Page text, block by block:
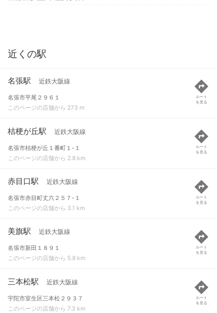
近くの駅
名張駅 近鉄大阪線
名張市平尾２９６１
このページの店舗から 273 m
ルート
を見る
桔梗が丘駅 近鉄大阪線
名張市桔梗が丘１番町１-１
このページの店舗から 2.8 km
ルート
を見る
赤目口駅 近鉄大阪線
名張市赤目町丈六２５７-１
このページの店舗から 3.1 km
ルート
を見る
美旗駅 近鉄大阪線
名張市新田１８９１
このページの店舗から 5.8 km
ルート
を見る
三本松駅 近鉄大阪線
宇陀市室生区三本松２９３７
このページの店舗から 7.3 km
ルート
を見る